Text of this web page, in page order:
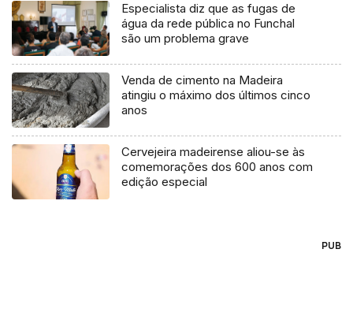
Especialista diz que as fugas de
água da rede pública no Funchal
são um problema grave
Venda de cimento na Madeira
atingiu o máximo dos últimos cinco
anos
Cervejeira madeirense aliou-se às
comemorações dos 600 anos com
edição especial
PUB